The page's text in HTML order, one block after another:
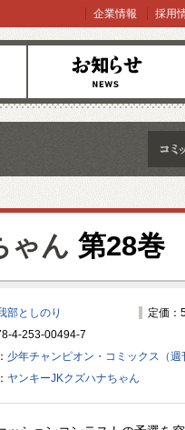
お知らせ
企業情報 採用
ゃん 第28巻
部としのり
定価：
4-253-00494-7
少年チャンピオン・コミックス（週
ヤンキーJKクズハナちゃん